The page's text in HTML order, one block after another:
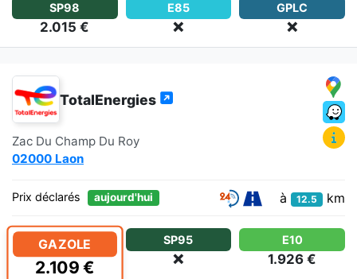
SP98
2.015 €
E85
❌
GPLC
❌
TotalEnergies
Zac Du Champ Du Roy
02000 Laon
Prix déclarés aujourd'hui à 12.5 km
GAZOLE
2.109 €
SP95
❌
E10
1.926 €